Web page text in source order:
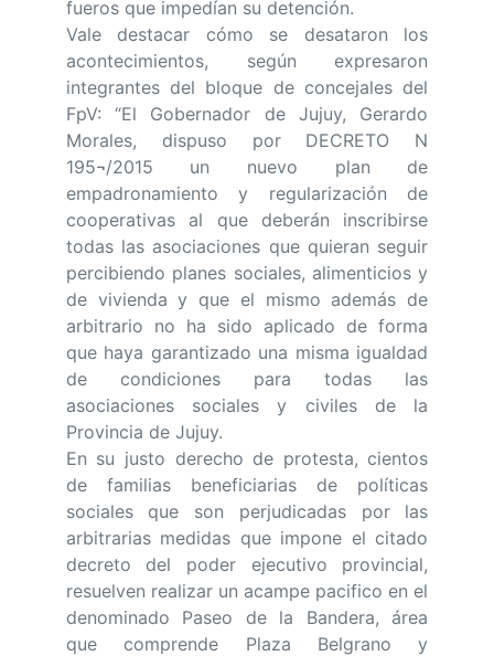
fueros que impedían su detención.
Vale destacar cómo se desataron los
acontecimientos, según expresaron
integrantes del bloque de concejales del
FpV: “El Gobernador de Jujuy, Gerardo
Morales, dispuso por DECRETO N
195¬/2015 un nuevo plan de
empadronamiento y regularización de
cooperativas al que deberán inscribirse
todas las asociaciones que quieran seguir
percibiendo planes sociales, alimenticios y
de vivienda y que el mismo además de
arbitrario no ha sido aplicado de forma
que haya garantizado una misma igualdad
de condiciones para todas las
asociaciones sociales y civiles de la
Provincia de Jujuy.
En su justo derecho de protesta, cientos
de familias beneficiarias de políticas
sociales que son perjudicadas por las
arbitrarias medidas que impone el citado
decreto del poder ejecutivo provincial,
resuelven realizar un acampe pacifico en el
denominado Paseo de la Bandera, área
que comprende Plaza Belgrano y